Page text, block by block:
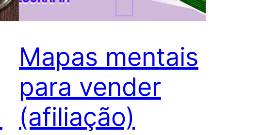
Mapas mentais
para vender
(afiliação)